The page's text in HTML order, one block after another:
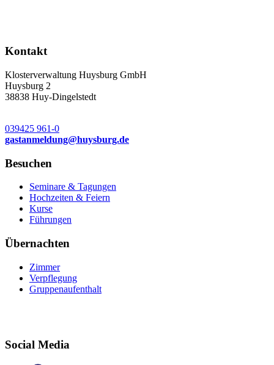
Kontakt
Klosterverwaltung Huysburg GmbH
Huysburg 2
38838 Huy-Dingelstedt
039425 961-0
gastanmeldung@huysburg.de
Besuchen
Seminare & Tagungen
Hochzeiten & Feiern
Kurse
Führungen
Übernachten
Zimmer
Verpflegung
Gruppenaufenthalt
Social Media